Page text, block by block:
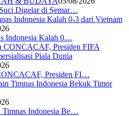
Digelar di Semar…
Indonesia Kalah 0…
Presiden FI…
Timnas Indonesia Be…